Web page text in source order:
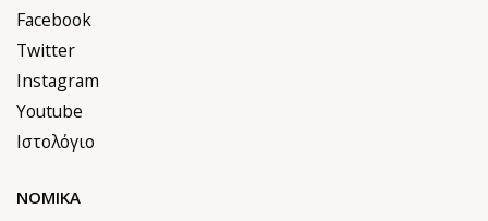
Facebook
Twitter
Instagram
Youtube
Ιστολόγιο
ΝΟΜΙΚΆ